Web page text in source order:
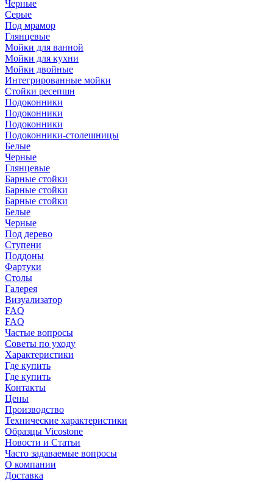
Черные
Серые
Под мрамор
Глянцевые
Мойки для ванной
Мойки для кухни
Мойки двойные
Интегрированные мойки
Стойки ресепшн
Подоконники
Подоконники
Подоконники
Подоконники-столешницы
Белые
Черные
Глянцевые
Барные стойки
Барные стойки
Барные стойки
Белые
Черные
Под дерево
Ступени
Поддоны
Фартуки
Столы
Галерея
Визуализатор
FAQ
FAQ
Частые вопросы
Советы по уходу
Характеристики
Где купить
Где купить
Контакты
Цены
Производство
Технические характеристики
Образцы Vicostone
Новости и Статьи
Часто задаваемые вопросы
О компании
Доставка